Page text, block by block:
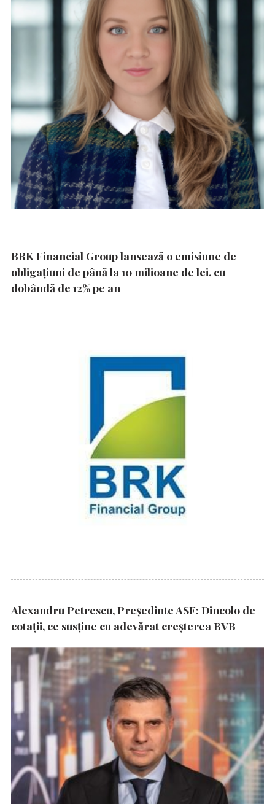
BRK Financial Group lansează o emisiune de
obligațiuni de până la 10 milioane de lei, cu
dobândă de 12% pe an
Alexandru Petrescu, Președinte ASF: Dincolo de
cotații, ce susține cu adevărat creșterea BVB